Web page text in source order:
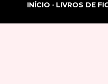
INÍCIO LIVROS DE